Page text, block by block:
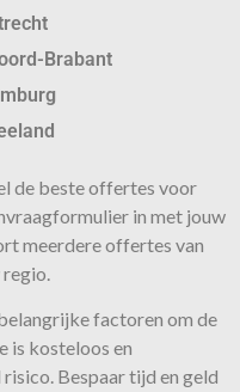
Brabant
de besteoffertes voor
in met jouw
meerdere offertes van
factoren om de
is kosteloos en
Bespaar tijd en geld